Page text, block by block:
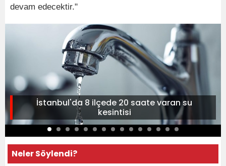
devam edecektir."
İstanbul'da 8 ilçede 20 saate varan su
kesintisi
Neler Söylendi?